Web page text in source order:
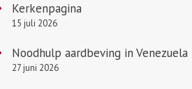
Kerkenpagina
15 juli 2026
Noodhulp aardbeving in Venezuela
27 juni 2026